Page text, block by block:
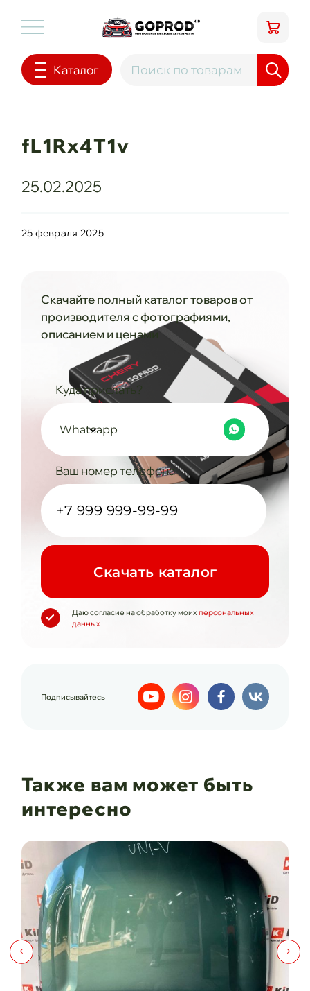
Каталог
fL1Rx4T1v
25.02.2025
25 февраля 2025
Скачайте полный каталог товаров от
производителя с фотографиями,
описанием и ценами
Куда прислать?
Whatsapp
Ваш номер телефона
Cкачать каталог
Даю согласие на обработку моих персональных
данных
Подписывайтесь
Также вам может быть
интересно